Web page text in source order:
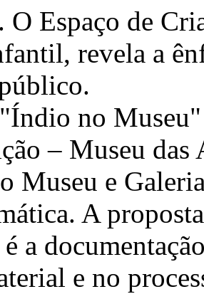
O Espaço de
revela a
no
– Museu
Museu e
A
a
e no